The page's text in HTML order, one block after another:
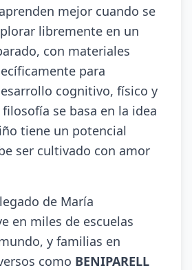
mejor cuando se
libremente en un
con materiales
para
cognitivo, físico y
se basa en la idea
tiene un potencial
ser cultivado con amor
de María
en miles de escuelas
y familias en
como BENIPARELL